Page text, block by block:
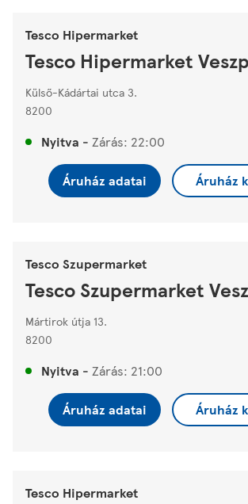
Tesco Hipermarket
Tesco Hipermarket
Külső-Kádártai utca 3.
8200
Nyitva - Zárás: 22:00
Áruház adatai Áruház
Tesco Szupermarket
Tesco Szupermarket
Mártirok útja 13.
8200
Nyitva - Zárás: 21:00
Áruház adatai Áruház
Tesco Hipermarket